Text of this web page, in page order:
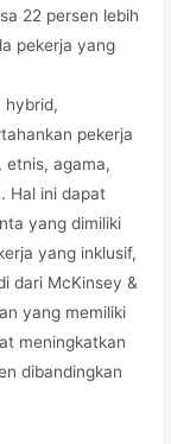
22 persen lebih
pekerja yang
hybrid,
pekerja
etnis, agama,
Hal ini dapat
yang dimiliki
yang inklusif,
dari McKinsey &
yang memiliki
meningkatkan
dibandingkan